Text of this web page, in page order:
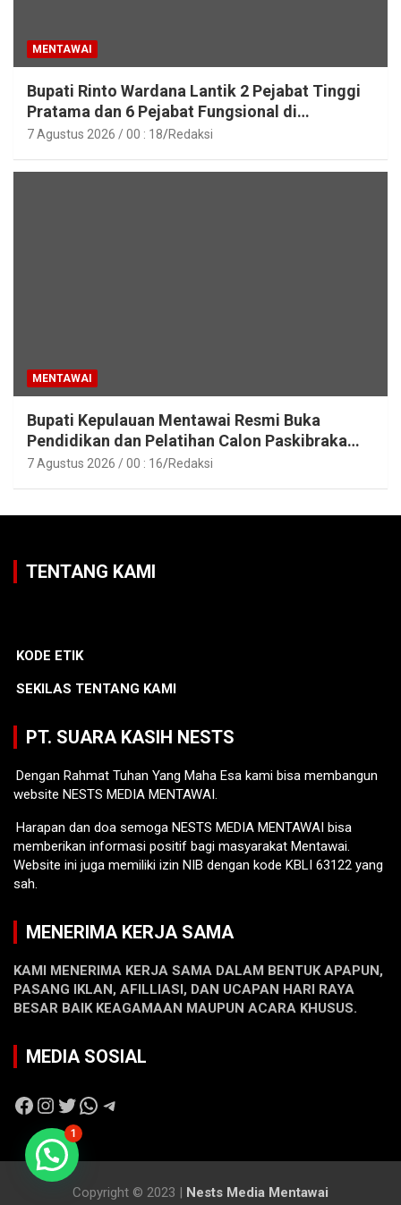
MENTAWAI
Bupati Rinto Wardana Lantik 2 Pejabat Tinggi
Pratama dan 6 Pejabat Fungsional di
Lingkungan Pemkab Kepulauan Mentawai
7 Agustus 2026 / 00 : 18 Redaksi
MENTAWAI
Bupati Kepulauan Mentawai Resmi Buka
Pendidikan dan Pelatihan Calon Paskibraka
Tahun 2026
7 Agustus 2026 / 00 : 16 Redaksi
TENTANG KAMI
KODE ETIK
SEKILAS TENTANG KAMI
PT. SUARA KASIH NESTS
Dengan Rahmat Tuhan Yang Maha Esa kami bisa membangun
website NESTS MEDIA MENTAWAI.
Harapan dan doa semoga NESTS MEDIA MENTAWAI bisa
memberikan informasi positif bagi masyarakat Mentawai.
Website ini juga memiliki izin NIB dengan kode KBLI 63122 yang
sah.
MENERIMA KERJA SAMA
KAMI MENERIMA KERJA SAMA DALAM BENTUK APAPUN,
PASANG IKLAN, AFILLIASI, DAN UCAPAN HARI RAYA
BESAR BAIK KEAGAMAAN MAUPUN ACARA KHUSUS.
MEDIA SOSIAL
Facebook
Instagram
Twitter
WhatsApp
Telegram
Copyright © 2023 | Nests Media Mentawai
1